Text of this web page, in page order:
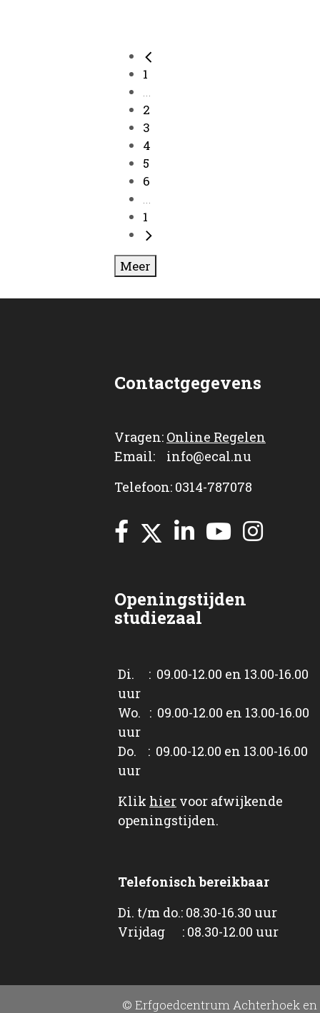
1
...
2
3
4
5
6
...
1
Meer
Contactgegevens
Vragen: Online Regelen
Email: info@ecal.nu
Telefoon: 0314-787078
Openingstijden
studiezaal
Di. : 09.00-12.00 en 13.00-16.00
uur
Wo. : 09.00-12.00 en 13.00-16.00
uur
Do. : 09.00-12.00 en 13.00-16.00
uur
Klik hier voor afwijkende
openingstijden.
Telefonisch bereikbaar
Di. t/m do.: 08.30-16.30 uur
Vrijdag : 08.30-12.00 uur
© Erfgoedcentrum Achterhoek en